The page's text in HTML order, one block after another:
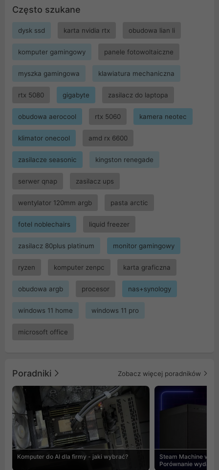
Często szukane
dysk ssd karta nvidia rtx obudowa lian li
komputer gamingowy panele fotowoltaiczne
myszka gamingowa klawiatura mechaniczna
rtx 5080 gigabyte zasilacz do laptopa
obudowa aerocool rtx 5060 kamera neotec
klimator onecool amd rx 6600
zasilacze seasonic kingston renegade
serwer qnap zasilacz ups
wentylator 120mm argb pasta arctic
fotel noblechairs liquid freezer
zasilacz 80plus platinum monitor gamingowy
ryzen komputer zenpc karta graficzna
obudowa argb procesor nas+synology
windows 11 home windows 11 pro
microsoft office
Poradniki Zobacz więcej poradników
Komputer do AI dla firmy - jaki wybrać?
Steam Machine vs
Porównanie